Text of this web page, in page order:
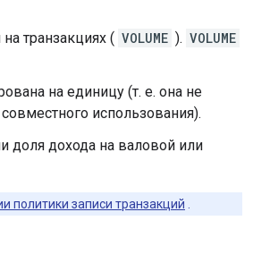
транзакциях ( VOLUME ). VOLUME
на единицу (т. е. она не
использования).
доля дохода на валовой или
политики записи транзакций